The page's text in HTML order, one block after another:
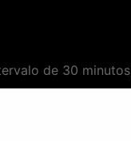
de 30
Vale